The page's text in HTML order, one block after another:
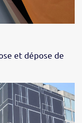
et dépose de